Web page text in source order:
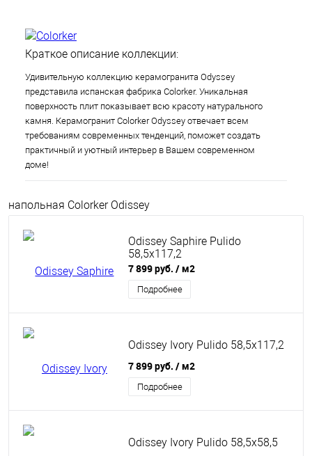
Краткое описание коллекции:
Удивительную коллекцию керамогранита Odyssey
представила испанская фабрика Colorker. Уникальная
поверхность плит показывает всю красоту натурального
камня. Керамогранит Colorker Odyssey отвечает всем
требованиям современных тенденций, поможет создать
практичный и уютный интерьер в Вашем современном
доме!
напольная Colorker Odissey
Odissey Saphire Pulido
58,5х117,2
7 899 руб. / м2
Подробнее
Odissey Ivory Pulido 58,5х117,2
7 899 руб. / м2
Подробнее
Odissey Ivory Pulido 58,5x58,5